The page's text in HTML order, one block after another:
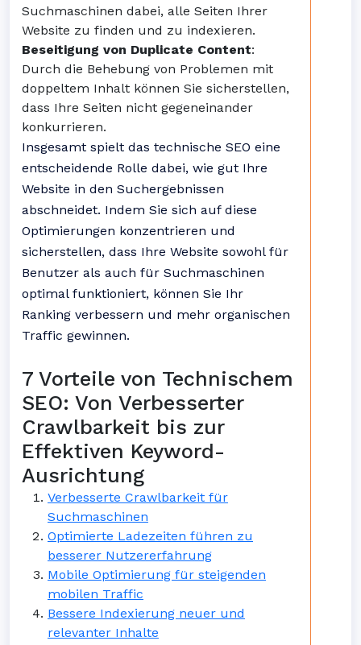
Suchmaschinen dabei, alle Seiten Ihrer
Website zu finden und zu indexieren.
Beseitigung von Duplicate Content:
Durch die Behebung von Problemen mit
doppeltem Inhalt können Sie sicherstellen,
dass Ihre Seiten nicht gegeneinander
konkurrieren.
Insgesamt spielt das technische SEO eine
entscheidende Rolle dabei, wie gut Ihre
Website in den Suchergebnissen
abschneidet. Indem Sie sich auf diese
Optimierungen konzentrieren und
sicherstellen, dass Ihre Website sowohl für
Benutzer als auch für Suchmaschinen
optimal funktioniert, können Sie Ihr
Ranking verbessern und mehr organischen
Traffic gewinnen.
7 Vorteile von Technischem
SEO: Von Verbesserter
Crawlbarkeit bis zur
Effektiven Keyword-
Ausrichtung
Verbesserte Crawlbarkeit für
Suchmaschinen
Optimierte Ladezeiten führen zu
besserer Nutzererfahrung
Mobile Optimierung für steigenden
mobilen Traffic
Bessere Indexierung neuer und
relevanter Inhalte